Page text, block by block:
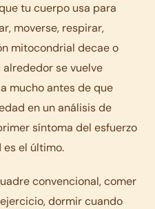
tu cuerpo usa para
moverse, respirar,
mitocondrial decae o
se vuelve
mucho antes de que
en un análisis de
síntoma del esfuerzo
es el último.
convencional, comer
dormir cuando